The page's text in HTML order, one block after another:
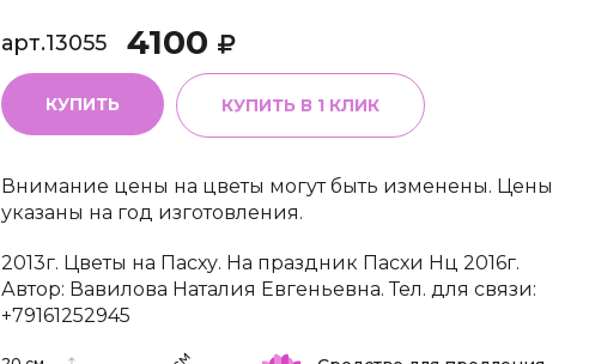
арт.13055 4100
КУПИТЬ КУПИТЬ В 1 КЛИК
Внимание цены на цветы могут быть изменены. Цены
указаны на год изготовления.
2013г. Цветы на Пасху. На праздник Пасхи Нц 2016г.
Автор: Вавилова Наталия Евгеньевна. Тел. для связи:
+79161252945